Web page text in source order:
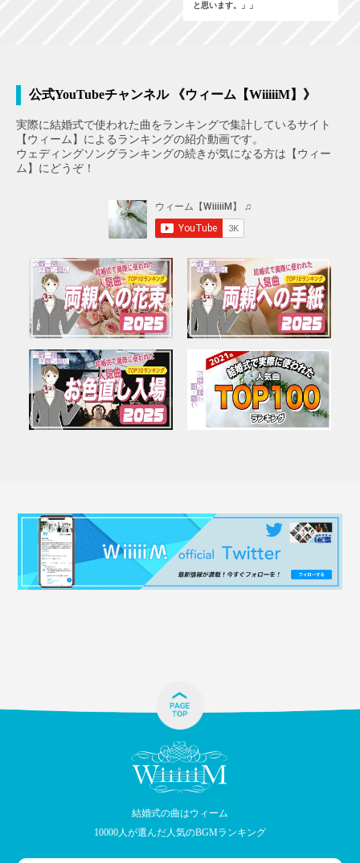
と思います。」」
公式YouTubeチャンネル 《ウィーム【WiiiiiM】》
実際に結婚式で使われた曲をランキングで集計しているサイト
【ウィーム】によるランキングの紹介動画です。
ウェディングソングランキングの続きが気になる方は【ウィー
ム】にどうぞ！
結婚式の曲はウィーム
10000人が選んだ人気のBGMランキング